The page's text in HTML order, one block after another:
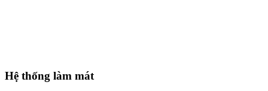
Hệ thống làm mát